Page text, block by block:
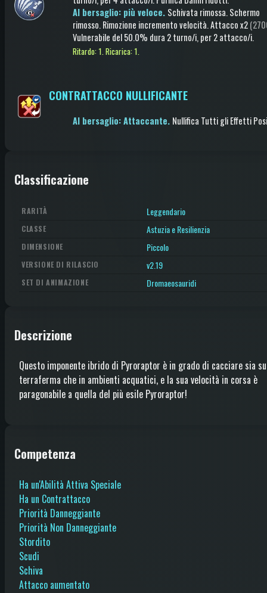
Al bersaglio: più veloce. Schivata rimossa.Schermo
rimosso.Rimozione incremento velocità.Attaccox2
Vulnerabile del 50.0% dura 2 turno/i, per 2 attacco/i.
Ritardo: 1.Ricarica: 1.
CONTRATTACCO NULLIFICANTE
Al bersaglio: Attaccante. Nullifica Tutti gli Effetti
Classificazione
RARITÀ Leggendario
CLASSE Astuzia e Resilienzia
DIMENSIONE Piccolo
VERSIONE DI RILASCIO v2.19
SET DI ANIMAZIONE Dromaeosauridi
Descrizione
Questo imponente ibrido di Pyroraptor è in grado di cacciare sia
terraferma che in ambienti acquatici, e la sua velocità in corsa è
paragonabile a quella del più esile Pyroraptor!
Competenza
Ha un'Abilità Attiva Speciale
Ha un Contrattacco
Priorità Danneggiante
Priorità Non Danneggiante
Stordito
Scudi
Schiva
Attacco aumentato